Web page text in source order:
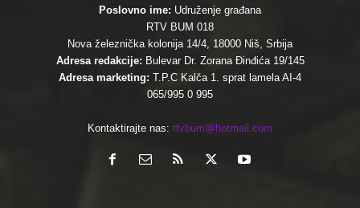
Poslovno ime: Udruženje građana
RTV BUM 018
Nova železnička kolonija 14/4, 18000 Niš, Srbija
Adresa redakcije: Bulevar Dr. Zorana Đinđića 19/145
Adresa marketing: T.P.C Kalča 1. sprat lamela AI-4
065/995 0 995
Kontaktirajte nas: rtvbum@hotmail.com